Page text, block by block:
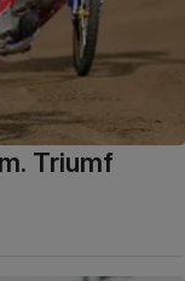
Triumf